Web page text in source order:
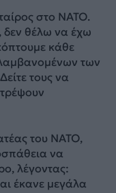
στο ΝΑΤΟ.
δεν θέλω να έχω
κάθε
των
τους να
του NATO,
να
λέγοντας:
έκανε μεγάλα